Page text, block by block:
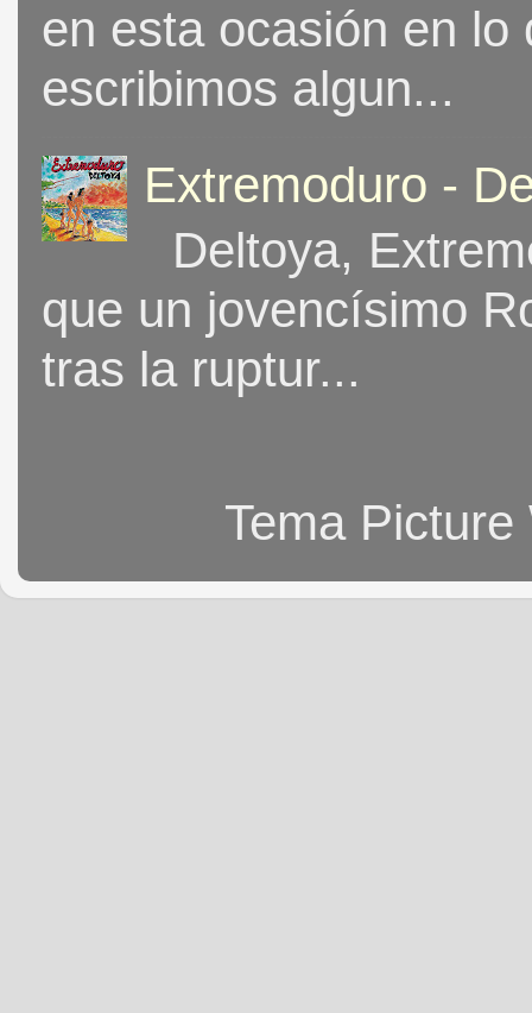
en esta ocasión en
escribimos algun...
Extremoduro -
Deltoya,
que un jovencísimo
tras la ruptur...
Tema